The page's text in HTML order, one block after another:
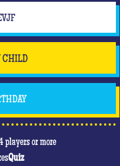
CHILD
players or more
Quiz